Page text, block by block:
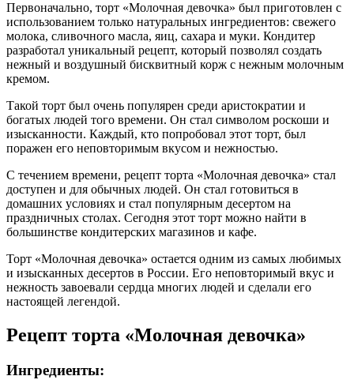
Первоначально, торт «Молочная девочка» был приготовлен с
использованием только натуральных ингредиентов: свежего
молока, сливочного масла, яиц, сахара и муки. Кондитер
разработал уникальный рецепт, который позволял создать
нежный и воздушный бисквитный корж с нежным молочным
кремом.
Такой торт был очень популярен среди аристократии и
богатых людей того времени. Он стал символом роскоши и
изысканности. Каждый, кто попробовал этот торт, был
поражен его неповторимым вкусом и нежностью.
С течением времени, рецепт торта «Молочная девочка» стал
доступен и для обычных людей. Он стал готовиться в
домашних условиях и стал популярным десертом на
праздничных столах. Сегодня этот торт можно найти в
большинстве кондитерских магазинов и кафе.
Торт «Молочная девочка» остается одним из самых любимых
и изысканных десертов в России. Его неповторимый вкус и
нежность завоевали сердца многих людей и сделали его
настоящей легендой.
Рецепт торта «Молочная девочка»
Ингредиенты: